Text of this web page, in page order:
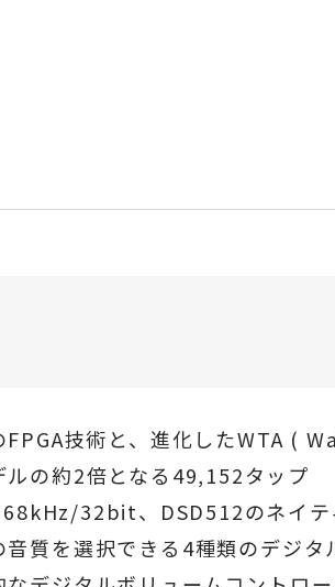
FPGA技術と、進化したWTA (
ルの約2倍となる49,152タップ
32bit、DSD512のネイテ
音質を選択できる4種類のデジタ